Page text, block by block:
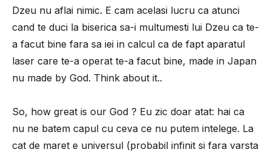
Dzeu nu aflai nimic. E cam acelasi lucru ca atunci
cand te duci la biserica sa-i multumesti lui Dzeu ca te-
a facut bine fara sa iei in calcul ca de fapt aparatul
laser care te-a operat te-a facut bine, made in Japan
nu made by God. Think about it..
So, how great is our God ? Eu zic doar atat: hai ca
nu ne batem capul cu ceva ce nu putem intelege. La
cat de maret e universul (probabil infinit si fara varsta